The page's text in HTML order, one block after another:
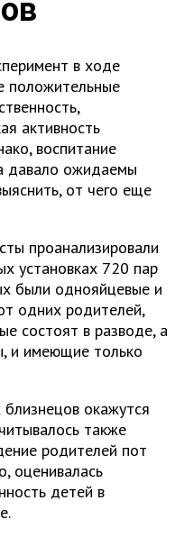
в ходе
положительные
активность
воспитание
давало ожидаемы
от чего еще
проанализировали
установках 720 пар
были однояйцевые и
одних родителей,
состоят в разводе, а
и имеющие только
окажутся
также
родителей пот
оценивалась
детей в